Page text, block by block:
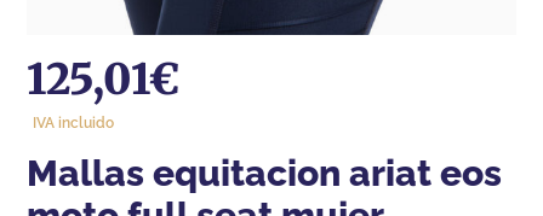
125,01€
IVA incluido
mallas equitacion ariat eos